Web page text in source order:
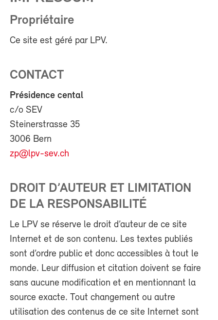
Propriétaire
Ce site est géré par LPV.
CONTACT
Présidence cental
c/o SEV
Steinerstrasse 35
3006 Bern
zp@lpv-sev.ch
DROIT D’AUTEUR ET LIMITATION
DE LA RESPONSABILITÉ
Le LPV se réserve le droit d’auteur de ce site
Internet et de son contenu. Les textes publiés
sont d’ordre public et donc accessibles à tout le
monde. Leur diffusion et citation doivent se faire
sans aucune modification et en mentionnant la
source exacte. Tout changement ou autre
utilisation des contenus de ce site Internet sont